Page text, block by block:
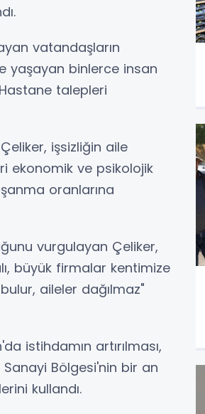
vatandaşların
yaşayan binlerce insan
talepleri
işsizliğin aile
ekonomik ve psikolojik
oranlarına
vurgulayan Çeliker,
büyük firmalar kentimize
aileler dağılmaz"
istihdamın artırılması,
Bölgesi'nin bir an
kullandı.